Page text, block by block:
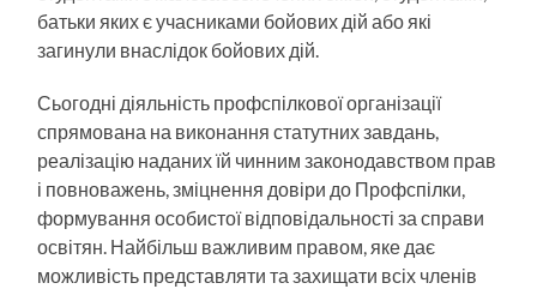
батьки яких є учасниками бойових дій або які
загинули внаслідок бойових дій.
Сьогодні діяльність профспілкової організації
спрямована на виконання статутних завдань,
реалізацію наданих їй чинним законодавством прав
і повноважень, зміцнення довіри до Профспілки,
формування особистої відповідальності за справи
освітян. Найбільш важливим правом, яке дає
можливість представляти та захищати всіх членів